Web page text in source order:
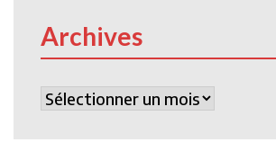
Archives
Archives